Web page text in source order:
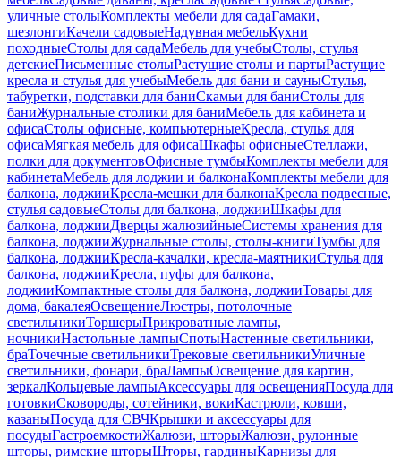
уличные столыКомплекты мебели для садаГамаки,
шезлонгиКачели садовыеНадувная мебельКухни
походныеСтолы для садаМебель для учебыСтолы, стулья
детскиеПисьменные столыРастущие столы и партыРастущие
кресла и стулья для учебыМебель для бани и сауныСтулья,
табуретки, подставки для баниСкамьи для баниСтолы для
баниЖурнальные столики для баниМебель для кабинета и
офисаСтолы офисные, компьютерныеКресла, стулья для
офисаМягкая мебель для офисаШкафы офисныеСтеллажи,
полки для документовОфисные тумбыКомплекты мебели для
кабинетаМебель для лоджии и балконаКомплекты мебели для
балкона, лоджииКресла-мешки для балконаКресла подвесные,
стулья садовыеСтолы для балкона, лоджииШкафы для
балкона, лоджииДверцы жалюзийныеСистемы хранения для
балкона, лоджииЖурнальные столы, столы-книгиТумбы для
балкона, лоджииКресла-качалки, кресла-маятникиСтулья для
балкона, лоджииКресла, пуфы для балкона,
лоджииКомпактные столы для балкона, лоджииТовары для
дома, бакалеяОсвещениеЛюстры, потолочные
светильникиТоршерыПрикроватные лампы,
ночникиНастольные лампыСпотыНастенные светильники,
браТочечные светильникиТрековые светильникиУличные
светильники, фонари, браЛампыОсвещение для картин,
зеркалКольцевые лампыАксессуары для освещенияПосуда для
готовкиСковороды, сотейники, вокиКастрюли, ковши,
казаныПосуда для СВЧКрышки и аксессуары для
посудыГастроемкостиЖалюзи, шторыЖалюзи, рулонные
шторы, римские шторыШторы, гардиныКарнизы для